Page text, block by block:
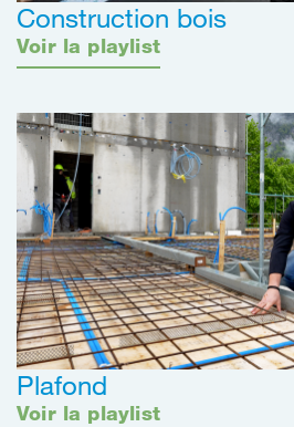
Construction bois
Voir la playlist
Plafond
Voir la playlist